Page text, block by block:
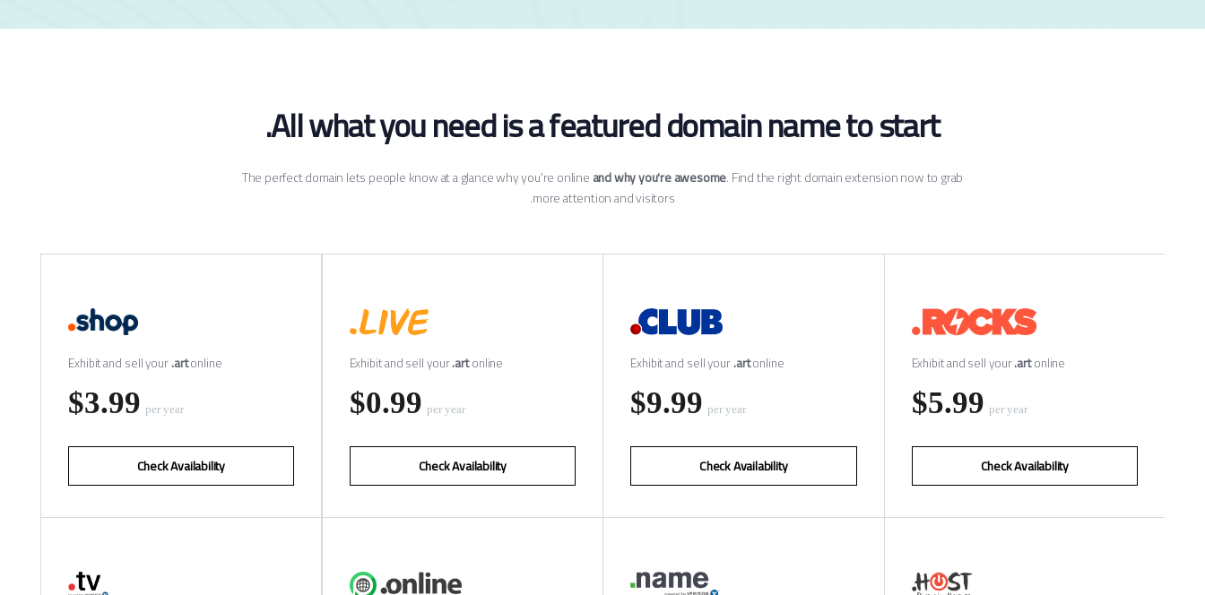
All what you need is a featured domain name to start.
The perfect domain lets people know at a glance why you're onlineand why you're awesome. Find the right domain extension now to grab
more attention and visitors.
Exhibit and sell your.artonline
‪$5.99 per year
Check Availability
Exhibit and sell your.artonline
‪$9.99 per year
Check Availability
Exhibit and sell your.artonline
‪$0.99 per year
Check Availability
Exhibit and sell your.artonline
‪$3.99 per year
Check Availability